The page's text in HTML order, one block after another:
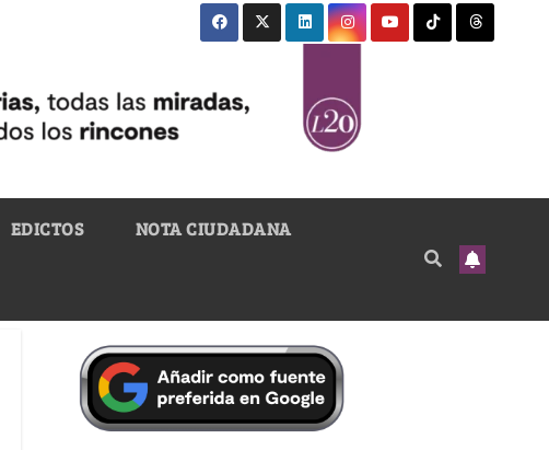
EDICTOS NOTA CIUDADANA